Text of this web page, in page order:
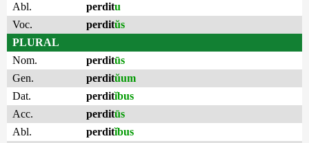
Abl.
perditu
Voc.
perditŭs
PLURAL
Nom.
perditūs
Gen.
perditŭum
Dat.
perditĭbus
Acc.
perditūs
Abl.
perditĭbus